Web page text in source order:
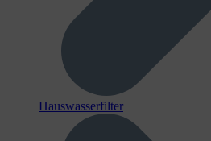
Hauswasserfilter